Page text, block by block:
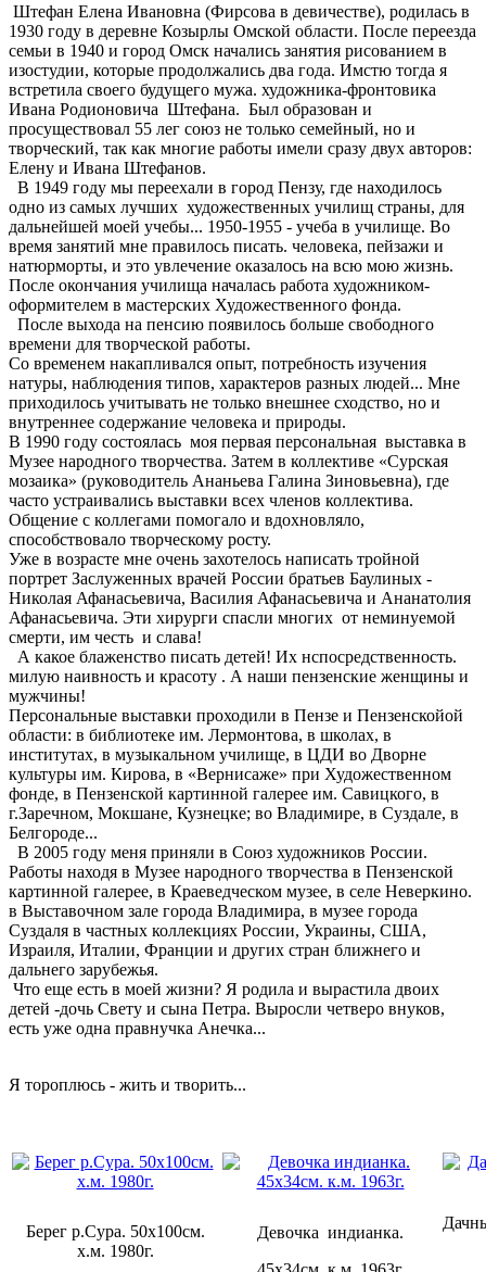
Штефан Елена Ивановна (Фирсова в девичестве), родилась в
1930 году в деревне Козырлы Омской области. После переезда
се­мьи в 1940 и город Омск начались занятия рисованием в
изостудии, которые продолжались два года. Имстю тогда я
встретила своего будущего мужа. художника-фронтовика
Ивана Родионовича Штефана. Был образован и
просуществовал 55 лег союз не только се­мейный, но и
творческий, так как многие работы имели сразу двух авторов:
Елену и Ивана Штефанов.
В 1949 году мы переехали в город Пензу, где находилось
одно из самых лучших художественных училищ страны, для
дальнейшей моей учебы... 1950-1955 - учеба в училище. Во
время занятий мне правилось писать. человека, пейзажи и
натюрморты, и это увлечение оказалось на всю мою жизнь.
После окончания училища началась работа художником-
оформителем в мастерских Художественного фонда.
После выхода на пенсию появилось больше свободного
времени для творческой работы.
Со временем накапливался опыт, потребность изучения
натуры, наблюдения типов, характеров разных людей... Мне
приходилось учитывать не только внешнее сходство, но и
внутреннее содержание человека и природы.
В 1990 году состоялась моя первая персональная выставка в
Музее народного творчества. Затем в коллективе «Сурская
мозаика» (руководитель Ананьева Галина Зиновьевна), где
часто устраивались выставки всех членов коллектива.
Общение с коллегами помогало и вдохновляло,
способствовало творческому росту.
Уже в возрасте мне очень захотелось написать тройной
портрет Заслуженных врачей России братьев Баулиных -
Николая Афанасьевича, Василия Афанасьевича и Ананатолия
Афанасьевича. Эти хирурги спасли многих от неминуемой
смерти, им честь и слава!
А какое блаженство писать детей! Их нспосредственность.
милую наивность и красоту . А наши пензенские женщины и
мужчины!
Персональные выставки проходили в Пензе и Пензенскойой
области: в библиотеке им. Лермонтова, в школах, в
институтах, в музыкальном училище, в ЦДИ во Дворне
культуры им. Кирова, в «Вернисаже» при Художественном
фонде, в Пензенской картинной галерее им. Савицкого, в
г.Заречном, Мокшане, Кузнецке; во Владимире, в Суздале, в
Белгороде...
В 2005 году меня приняли в Союз художников России.
Работы находя в Музее народного творчества в Пензенской
картинной галерее, в Краеведческом музее, в селе Неверкино.
в Выставочном зале города Владимира, в музее города
Суздаля в частных коллекциях России, Украины, США,
Израиля, Италии, Франции и других стран ближнего и
дальнего зарубежья.
Что еще есть в моей жизни? Я родила и вырастила двоих
детей -дочь Свету и сына Петра. Выросли четверо внуков,
есть уже одна правнучка Анечка...
Я тороплюсь - жить и творить...
Берег р.Сура. 50х100см.
х.м. 1980г.
Девочка индианка.